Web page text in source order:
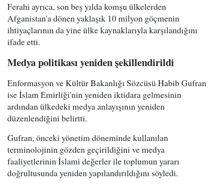
Ferahi ayrıca, son beş yılda komşu ülkelerden
Afganistan'a dönen yaklaşık 10 milyon göçmenin
ihtiyaçlarının da yine ülke kaynaklarıyla karşılandığını
ifade etti.
Medya politikası yeniden şekillendirildi
Enformasyon ve Kültür Bakanlığı Sözcüsü Habib Gufran
ise İslam Emirliği'nin yeniden iktidara gelmesinin
ardından ülkedeki medya anlayışının yeniden
düzenlendiğini belirtti.
Gufran, önceki yönetim döneminde kullanılan
terminolojinin gözden geçirildiğini ve medya
faaliyetlerinin İslami değerler ile toplumun yararı
doğrultusunda yeniden yapılandırıldığını söyledi.